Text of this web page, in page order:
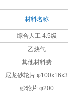
材料名称
综合人工 4.5级
乙炔气
其他材料费
尼龙砂轮片 φ100x16x3
砂轮片 φ200